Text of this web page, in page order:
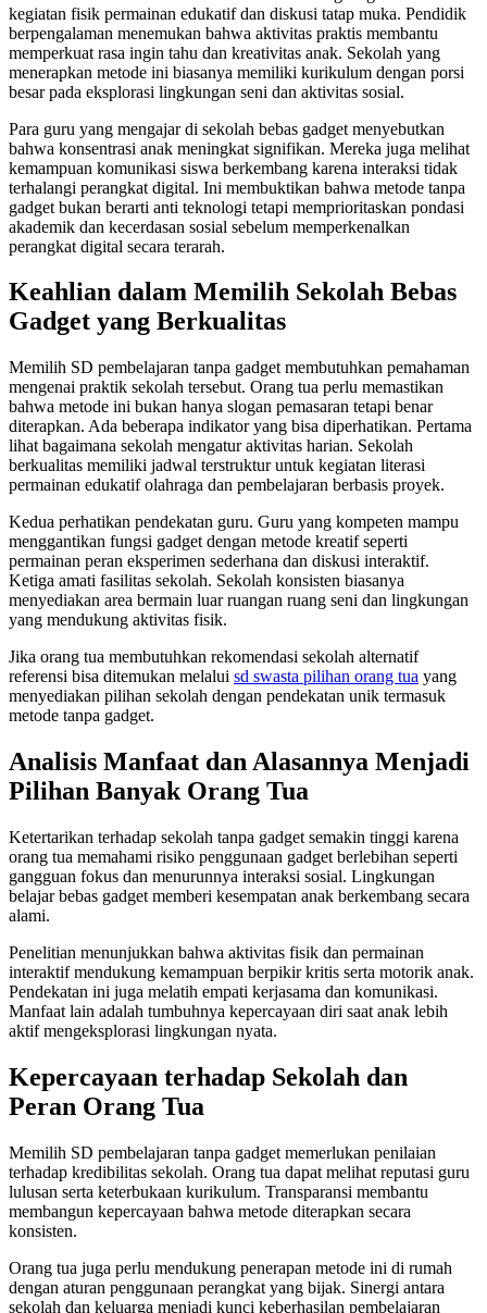
kegiatan fisik permainan edukatif dan diskusi tatap muka. Pendidik
berpengalaman menemukan bahwa aktivitas praktis membantu
memperkuat rasa ingin tahu dan kreativitas anak. Sekolah yang
menerapkan metode ini biasanya memiliki kurikulum dengan porsi
besar pada eksplorasi lingkungan seni dan aktivitas sosial.
Para guru yang mengajar di sekolah bebas gadget menyebutkan
bahwa konsentrasi anak meningkat signifikan. Mereka juga melihat
kemampuan komunikasi siswa berkembang karena interaksi tidak
terhalangi perangkat digital. Ini membuktikan bahwa metode tanpa
gadget bukan berarti anti teknologi tetapi memprioritaskan pondasi
akademik dan kecerdasan sosial sebelum memperkenalkan
perangkat digital secara terarah.
Keahlian dalam Memilih Sekolah Bebas
Gadget yang Berkualitas
Memilih SD pembelajaran tanpa gadget membutuhkan pemahaman
mengenai praktik sekolah tersebut. Orang tua perlu memastikan
bahwa metode ini bukan hanya slogan pemasaran tetapi benar
diterapkan. Ada beberapa indikator yang bisa diperhatikan. Pertama
lihat bagaimana sekolah mengatur aktivitas harian. Sekolah
berkualitas memiliki jadwal terstruktur untuk kegiatan literasi
permainan edukatif olahraga dan pembelajaran berbasis proyek.
Kedua perhatikan pendekatan guru. Guru yang kompeten mampu
menggantikan fungsi gadget dengan metode kreatif seperti
permainan peran eksperimen sederhana dan diskusi interaktif.
Ketiga amati fasilitas sekolah. Sekolah konsisten biasanya
menyediakan area bermain luar ruangan ruang seni dan lingkungan
yang mendukung aktivitas fisik.
Jika orang tua membutuhkan rekomendasi sekolah alternatif
referensi bisa ditemukan melalui sd swasta pilihan orang tua yang
menyediakan pilihan sekolah dengan pendekatan unik termasuk
metode tanpa gadget.
Analisis Manfaat dan Alasannya Menjadi
Pilihan Banyak Orang Tua
Ketertarikan terhadap sekolah tanpa gadget semakin tinggi karena
orang tua memahami risiko penggunaan gadget berlebihan seperti
gangguan fokus dan menurunnya interaksi sosial. Lingkungan
belajar bebas gadget memberi kesempatan anak berkembang secara
alami.
Penelitian menunjukkan bahwa aktivitas fisik dan permainan
interaktif mendukung kemampuan berpikir kritis serta motorik anak.
Pendekatan ini juga melatih empati kerjasama dan komunikasi.
Manfaat lain adalah tumbuhnya kepercayaan diri saat anak lebih
aktif mengeksplorasi lingkungan nyata.
Kepercayaan terhadap Sekolah dan
Peran Orang Tua
Memilih SD pembelajaran tanpa gadget memerlukan penilaian
terhadap kredibilitas sekolah. Orang tua dapat melihat reputasi guru
lulusan serta keterbukaan kurikulum. Transparansi membantu
membangun kepercayaan bahwa metode diterapkan secara
konsisten.
Orang tua juga perlu mendukung penerapan metode ini di rumah
dengan aturan penggunaan perangkat yang bijak. Sinergi antara
sekolah dan keluarga menjadi kunci keberhasilan pembelajaran